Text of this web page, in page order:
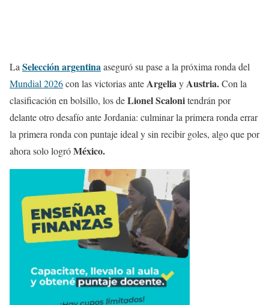
La Selección argentinaaseguró su pase a la próxima ronda del
Mundial 2026con las victorias anteArgeliayAustria.Con la
clasificación en bolsillo, los deLionel Scalonitendrán por
delante otro desafío ante Jordania: culminar la primera ronda errar
la primera ronda con puntaje ideal y sin recibir goles, algo que por
ahora solo logróMéxico.